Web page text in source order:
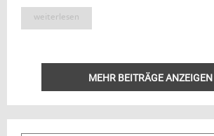
weiterlesen
MEHR BEITRÄGE ANZEIGEN